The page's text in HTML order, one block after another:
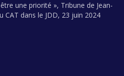
une priorité », Tribune de Jean-
CAT dans le JDD, 23 juin 2024